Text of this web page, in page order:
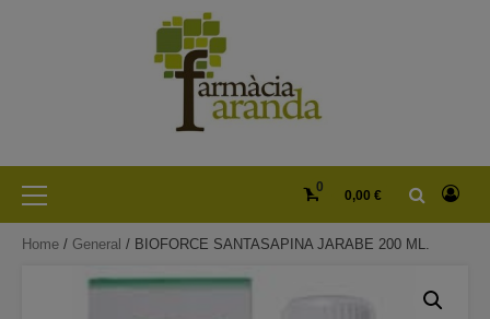
Primary
Menu
0
0,00 €
Home / General / BIOFORCE SANTASAPINA JARABE 200 ML.